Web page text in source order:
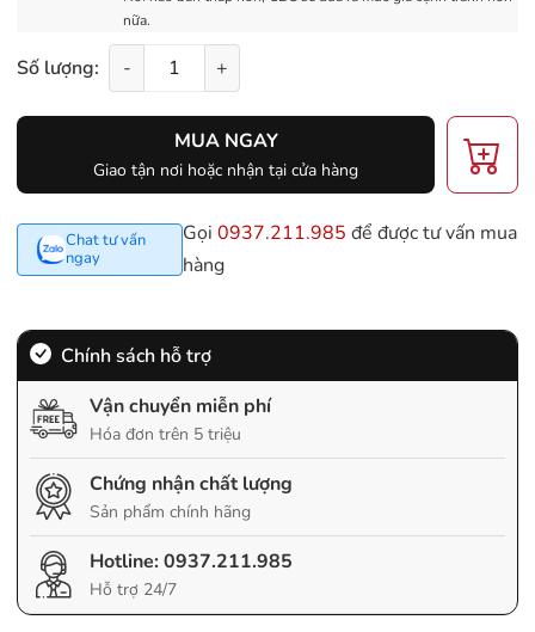
nữa.
Số lượng: - +
MUA NGAY
Giao tận nơi hoặc nhận tại cửa hàng
Chat tư vấn
ngay
Gọi 0937.211.985 để được tư vấn mua
hàng
Chính sách hỗ trợ
Vận chuyển miễn phí
Hóa đơn trên 5 triệu
Chứng nhận chất lượng
Sản phẩm chính hãng
Hotline:0937.211.985
Hỗ trợ 24/7